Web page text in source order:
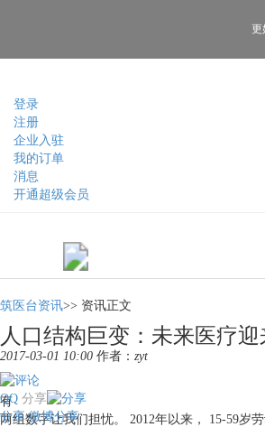
登录
注册
企业入驻
我的订单
消息
开通超级会员
更
筑医台资讯>> 资讯正文
人口结构巨变：未来医疗
2017-03-01 10:00 作者： zyt
分享
QQ
分享 微博分享
有
两组数字让我们担忧。 2012年以来， 15-59岁